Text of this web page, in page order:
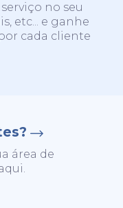
no seu
etc... e ganhe
cada cliente
área de